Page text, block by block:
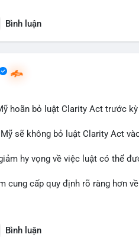
Bình luận
hoãn bỏ luật Clarity Act trước
sẽ không bỏ luật Clarity Act
hy vọng về việc luật có thể
cung cấp quy định rõ ràng hơn
hưởng đến sự tin tưởng của nhà
Bình luận